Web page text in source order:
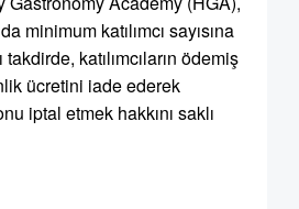
minimum katılımcı sayısına
takdirde, katılımcıların ödemiş
ücretini iade ederek
iptal etmek hakkını saklı